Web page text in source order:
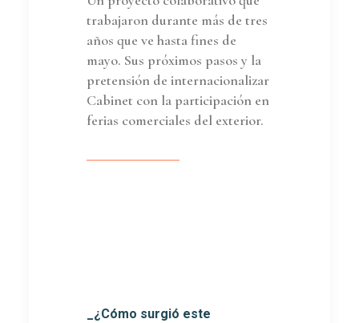
trabajaron durante más de tres
años que ve hasta fines de
mayo. Sus próximos pasos y la
pretensión de internacionalizar
Cabinet con la participación en
ferias comerciales del exterior.
_¿Cómo surgió este